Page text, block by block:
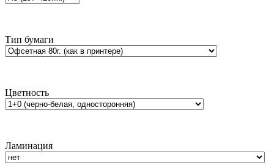
Тип бумаги
Цветность
Ламинация